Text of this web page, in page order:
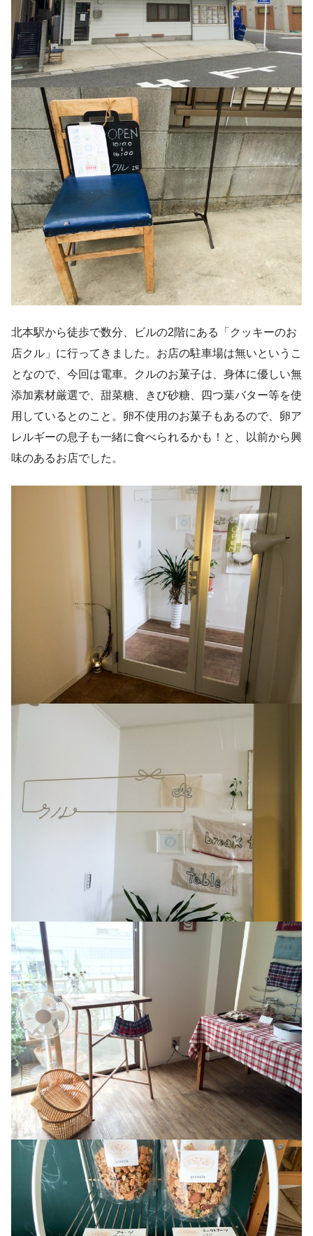
北本駅から徒歩で数分、ビルの2階にある「クッキーのお
店クル」に行ってきました。お店の駐車場は無いというこ
となので、今回は電車。クルのお菓子は、身体に優しい無
添加素材厳選で、甜菜糖、きび砂糖、四つ葉バター等を使
用しているとのこと。卵不使用のお菓子もあるので、卵ア
レルギーの息子も一緒に食べられるかも！と、以前から興
味のあるお店でした。